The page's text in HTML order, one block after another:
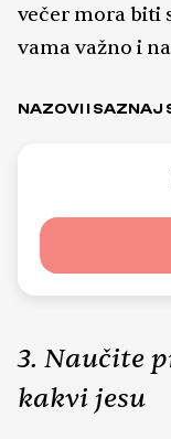
večer mora biti
vama važno i
NAZOVI I SAZNAJ
3. Naučite
kakvi jesu